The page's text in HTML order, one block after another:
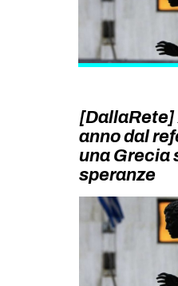
GAZA
CSOA
[DallaRete]
anno dal
una Grecia
speranze